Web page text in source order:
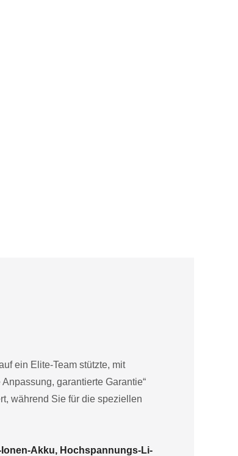
ein Elite-Team stützte, mit
garantierte Garantie“
während Sie für die speziellen
Akku, Hochspannungs-Li-